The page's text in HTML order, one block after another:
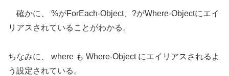
確かに、 %がForEach-Object、?がWhere-Objectにエイ
リアスされていることがわかる。
ちなみに、 where も Where-Object にエイリアスされるよ
う設定されている。